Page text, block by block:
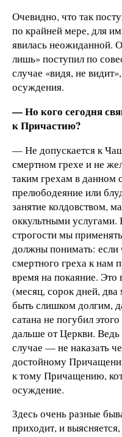
Очевидно, что так
по крайней мере, для
явилась неожиданной.
лишь» поступил по
случае «видя, не
осуждения.
— Но кого сегодня
к Причастию?
— Не допускается к
смертном грехе и не
таким грехам в данном
прелюбодеяние или
занятие колдовством,
оккультными
строгости мы
должны понимать: если
смертного греха к нам
время на покаяние.
(месяц, сорок дней,
быть слишком долгим,
сатана не погубил
дальше от Церкви.
случае — не наказать
достойному
к тому Причащению,
осуждение.
Здесь очень разные
приходит, и